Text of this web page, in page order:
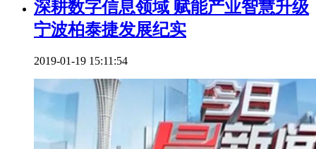
深耕数字信息领域 赋能产业智慧升级
宁波柏泰捷发展纪实
2019-01-19 15:11:54